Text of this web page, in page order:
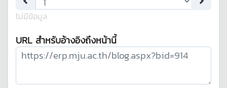
ไม่มีข้อมูล
URL สำหรับอ้างอิงถึงหน้านี้